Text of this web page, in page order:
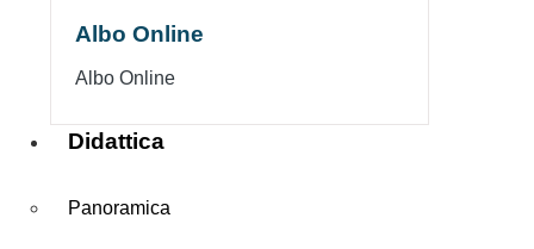
Albo Online
Albo Online
Didattica
Panoramica